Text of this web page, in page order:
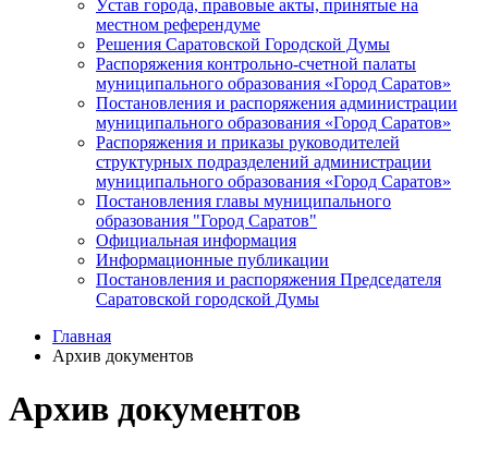
Уcтав города, правовые акты, принятые на
местном референдуме
Решения Саратовской Городской Думы
Распоряжения контрольно-счетной палаты
муниципального образования «Город Саратов»
Постановления и распоряжения администрации
муниципального образования «Город Саратов»
Распоряжения и приказы руководителей
структурных подразделений администрации
муниципального образования «Город Саратов»
Постановления главы муниципального
образования "Город Саратов"
Официальная информация
Информационные публикации
Постановления и распоряжения Председателя
Саратовской городской Думы
Главная
Архив документов
Архив документов